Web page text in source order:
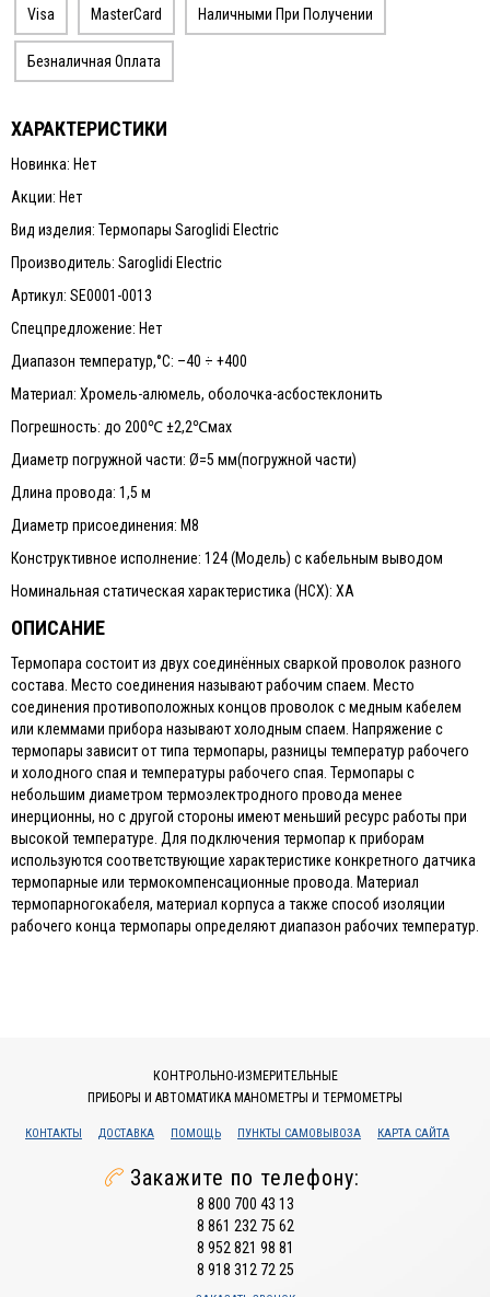
Visa MasterCard Наличными При Получении
Безналичная Оплата
ХАРАКТЕРИСТИКИ
Новинка: Нет
Акции: Нет
Вид изделия: Термопары Saroglidi Electric
Производитель: Saroglidi Electric
Артикул: SE0001-0013
Спецпредложение: Нет
Диапазон температур,°С: –40 ÷ +400
Материал: Хромель-алюмель, оболочка-асбостеклонить
Погрешность: до 200℃ ±2,2℃мах
Диаметр погружной части: Ø=5 мм(погружной части)
Длина провода: 1,5 м
Диаметр присоединения: М8
Конструктивное исполнение: 124 (Модель) с кабельным выводом
Номинальная статическая характеристика (НСХ): ХА
ОПИСАНИЕ
Термопара состоит из двух соединённых сваркой проволок разного
состава. Место соединения называют рабочим спаем. Место
соединения противоположных концов проволок с медным кабелем
или клеммами прибора называют холодным спаем. Напряжение с
термопары зависит от типа термопары, разницы температур рабочего
и холодного спая и температуры рабочего спая. Термопары с
небольшим диаметром термоэлектродного провода менее
инерционны, но с другой стороны имеют меньший ресурс работы при
высокой температуре. Для подключения термопар к приборам
используются соответствующие характеристике конкретного датчика
термопарные или термокомпенсационные провода. Материал
термопарногокабеля, материал корпуса а также способ изоляции
рабочего конца термопары определяют диапазон рабочих температур.
КОНТРОЛЬНО-ИЗМЕРИТЕЛЬНЫЕ
ПРИБОРЫ И АВТОМАТИКА МАНОМЕТРЫ И ТЕРМОМЕТРЫ
КОНТАКТЫ ДОСТАВКА ПОМОЩЬ ПУНКТЫ САМОВЫВОЗА КАРТА САЙТА
Закажите по телефону:
8 800 700 43 13
8 861 232 75 62
8 952 821 98 81
8 918 312 72 25